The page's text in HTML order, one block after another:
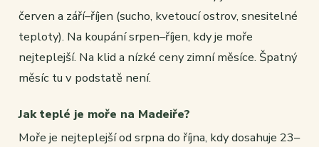
červen a září–říjen (sucho, kvetoucí ostrov, snesitelné
teploty). Na koupání srpen–říjen, kdy je moře
nejteplejší. Na klid a nízké ceny zimní měsíce. Špatný
měsíc tu v podstatě není.
Jak teplé je moře na Madeiře?
Moře je nejteplejší od srpna do října, kdy dosahuje 23–